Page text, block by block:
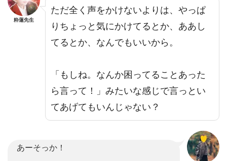
粋蓮先生
ただ全く声をかけないよりは、やっぱ
りちょっと気にかけてるとか、ああし
てるとか、なんでもいいから。
「もしね。なんか困ってることあった
ら言って！」みたいな感じで言っとい
てあげてもいんじゃない？
あーそっか！